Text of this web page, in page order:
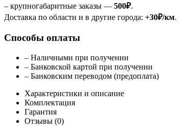
– крупногабаритные заказы — 500₽.
Доставка по области и в другие города: +30₽/км.
Способы оплаты
– Наличными при получении
– Банковской картой при получении
– Банковским переводом (предоплата)
Характеристики и описание
Комплектация
Гарантия
Отзывы (0)